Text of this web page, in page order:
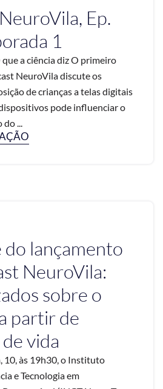
Ep.
1
que a ciência diz O primeiro
NeuroVila discute os
de crianças a telas digitais
pode influenciar o
...
do lançamento
NeuroVila:
sobre o
partir de
vida
10, às 19h30, o Instituto
e Tecnologia em